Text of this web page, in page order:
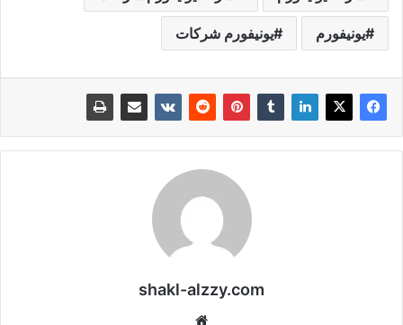
يونيفورم يونيفورم شركات
shakl-alzzy.com